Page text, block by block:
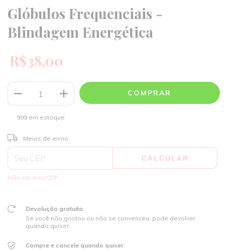
Glóbulos Frequenciais -
Blindagem Energética
R$38,00
999 em estoque
Entregas para o CEP:
Meios de envio
CALCULAR
Não sei meu CEP
Devolução gratuita
Se você não gostou ou não se convenceu, pode devolver
quando quiser.
Compre e cancele quando quiser.